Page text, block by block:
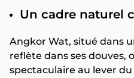
Un cadre naturel
Angkor Wat, situé dans
reflète dans ses douves,
spectaculaire au lever du